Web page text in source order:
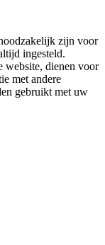
zijn voor
ingesteld.
website, dienen voor
met andere
gebruikt met uw